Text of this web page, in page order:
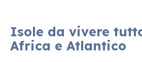
Isole da vivere
Africa e Atlantico